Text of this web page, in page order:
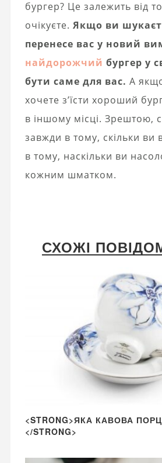
бургер? Це залежить від
очікуєте. Якщо ви
перенесе вас у новий
найдорожчий бургер у
бути саме для вас. А
хочете з’їсти хороший
в іншому місці. Зрештою,
завжди в тому, скільки ви
в тому, наскільки ви
кожним шматком.
СХОЖІ
<STRONG>ЯКА КАВОВА
</STRONG>